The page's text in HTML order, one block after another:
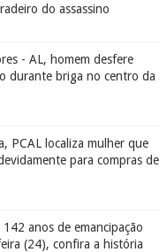
do assassino
- AL, homem desfere
durante briga no centro da
PCAL localiza mulher que
para compras de
anos de emancipação
(24), confira a história